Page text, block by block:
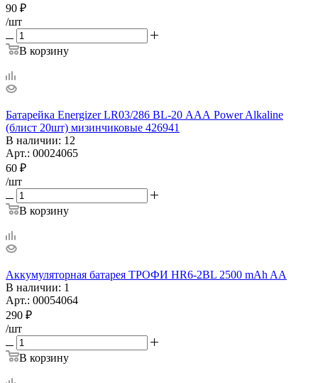
90 ₽
/шт
В корзину
Батарейка Energizer LR03/286 BL-20 ААА Power Alkaline
(блист 20шт) мизинчиковые 426941
В наличии: 12
Арт.: 00024065
60 ₽
/шт
В корзину
Аккумуляторная батарея ТРОФИ HR6-2BL 2500 mAh AA
В наличии: 1
Арт.: 00054064
290 ₽
/шт
В корзину